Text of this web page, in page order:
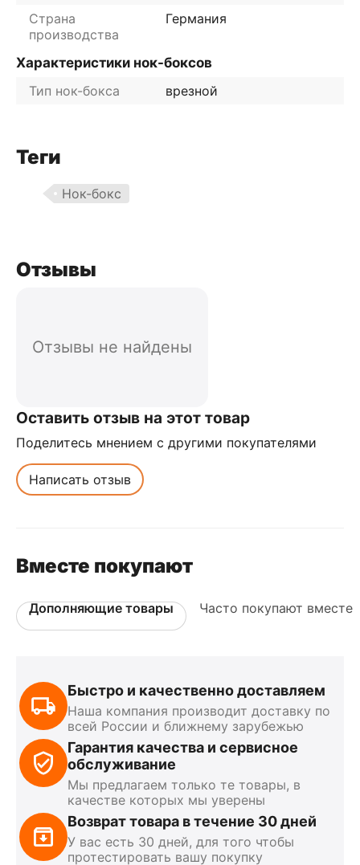
Страна
производства
Германия
Характеристики нок-боксов
Тип нок-бокса
врезной
Теги
Нок-бокс
Отзывы
Отзывы не найдены
Оставить отзыв на этот товар
Поделитесь мнением с другими покупателями
Написать отзыв
Вместе покупают
Дополняющие товары Часто покупают вместе
Быстро и качественно доставляем
Наша компания производит доставку по
всей России и ближнему зарубежью
Гарантия качества и сервисное
обслуживание
Мы предлагаем только те товары, в
качестве которых мы уверены
Возврат товара в течение 30 дней
У вас есть 30 дней, для того чтобы
протестировать вашу покупку